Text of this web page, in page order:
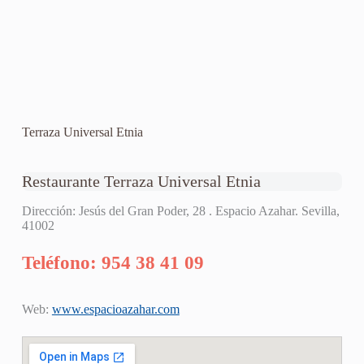
Terraza Universal Etnia
Restaurante Terraza Universal Etnia
Dirección: Jesús del Gran Poder, 28 . Espacio Azahar. Sevilla,
41002
Teléfono: 954 38 41 09
Web: www.espacioazahar.com